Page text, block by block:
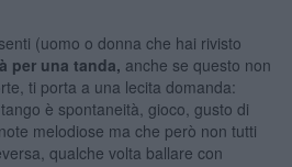
(uomo o donna che hai rivisto
per una tanda, anche se questo non
ti porta a una lecita domanda:
è spontaneità, gioco, gusto di
melodiose ma che però non tutti
qualche volta ballare con